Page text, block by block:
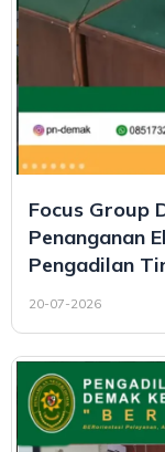
Focus Group
Penanganan
Pengadilan
20-07-2026